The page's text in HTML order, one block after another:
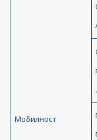
Мобилност